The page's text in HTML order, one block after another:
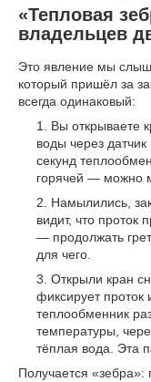
«Тепловая
владельцев
Это явление мы
который пришёл за
всегда одинаковый:
Вы открываете
воды через датчик
секунд
горячей — можно
Намылились,
видит, что проток
— продолжать
для чего.
Открыли кран
фиксирует проток
теплообменник
температуры,
тёплая вода. Эта
Получается